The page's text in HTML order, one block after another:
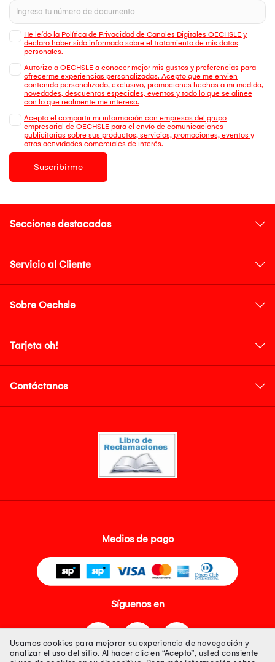
He leído la Política de Privacidad de Canales Digitales OECHSLE y
declaro haber sido informado sobre el tratamiento de mis datos
personales.
Autorizo a OECHSLE a conocer mejor mis gustos y preferencias para
ofrecerme experiencias personalizadas. Acepto que me envien
contenido personalizado, exclusivo, promociones hechas a mi medida,
novedades, descuentos especiales, eventos y todo lo que se alinee
con lo que realmente me interesa.
Acepto el compartir mi información con empresas del grupo
empresarial de OECHSLE para el envío de comunicaciones
publicitarias sobre sus productos, servicios, promociones, eventos y
otras actividades comerciales de interés.
Suscribirme
Secciones destacadas
Servicio al Cliente
Sobre Oechsle
Tarjeta oh!
Contáctanos
Medios de pago
Síguenos en
Usamos cookies para mejorar su experiencia de navegación y
analizar el uso del sitio. Al hacer clic en “Acepto”, usted consiente